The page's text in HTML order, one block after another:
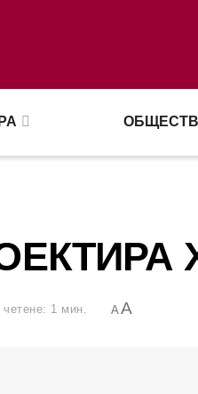
четене: 1 мин. AA